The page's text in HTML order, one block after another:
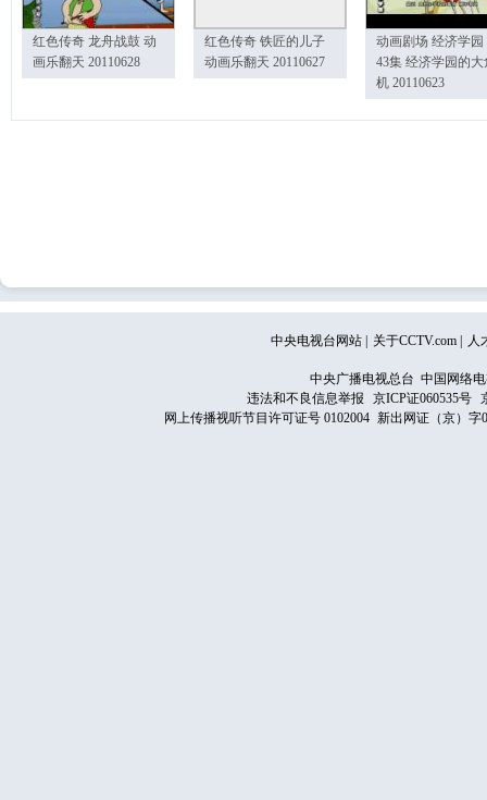
红色传奇 龙舟战鼓 动
画乐翻天 20110628
红色传奇 铁匠的儿子
动画乐翻天 20110627
动画剧场 经济学园
43集 经济学园的大
机 20110623
中央电视台网站 关于CCTV.com 人
中央广播电视总台 中国网络
违法和不良信息举报
京ICP证060535号
网上传播视听节目许可证号 0102004 新出网证（京）